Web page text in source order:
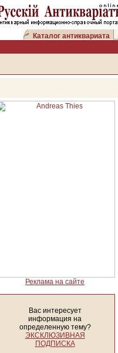
Каталог антиквариата
Реклама на сайте
Вас интересует
информация на
определенную тему?
ЭКСКЛЮЗИВНАЯ
ПОДПИСКА